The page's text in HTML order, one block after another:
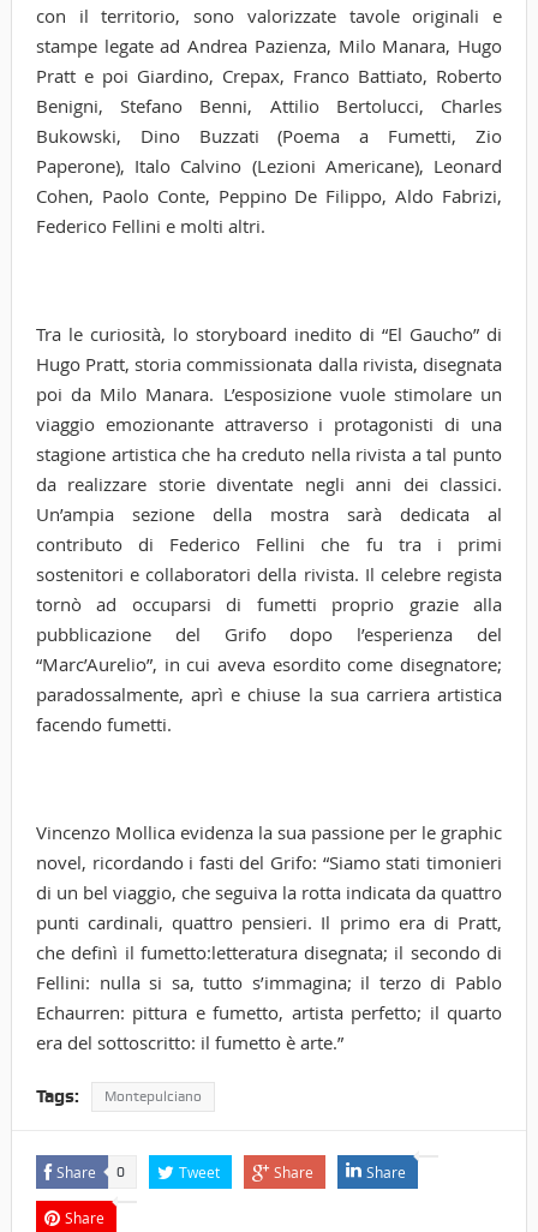
con il territorio, sono valorizzate tavole originali e
stampe legate ad Andrea Pazienza, Milo Manara, Hugo
Pratt e poi Giardino, Crepax, Franco Battiato, Roberto
Benigni, Stefano Benni, Attilio Bertolucci, Charles
Bukowski, Dino Buzzati (Poema a Fumetti, Zio
Paperone), Italo Calvino (Lezioni Americane), Leonard
Cohen, Paolo Conte, Peppino De Filippo, Aldo Fabrizi,
Federico Fellini e molti altri.
Tra le curiosità, lo storyboard inedito di “El Gaucho” di
Hugo Pratt, storia commissionata dalla rivista, disegnata
poi da Milo Manara. L’esposizione vuole stimolare un
viaggio emozionante attraverso i protagonisti di una
stagione artistica che ha creduto nella rivista a tal punto
da realizzare storie diventate negli anni dei classici.
Un’ampia sezione della mostra sarà dedicata al
contributo di Federico Fellini che fu tra i primi
sostenitori e collaboratori della rivista. Il celebre regista
tornò ad occuparsi di fumetti proprio grazie alla
pubblicazione del Grifo dopo l’esperienza del
“Marc’Aurelio”, in cui aveva esordito come disegnatore;
paradossalmente, aprì e chiuse la sua carriera artistica
facendo fumetti.
Vincenzo Mollicaevidenza la sua passione per le graphic
novel, ricordando i fasti del Grifo: “Siamo stati timonieri
di un bel viaggio, che seguiva la rotta indicata da quattro
punti cardinali, quattro pensieri. Il primo era di Pratt,
che definì il fumetto:letteratura disegnata; il secondo di
Fellini: nulla si sa, tutto s’immagina; il terzo di Pablo
Echaurren: pittura e fumetto, artista perfetto; il quarto
era del sottoscritto: il fumetto è arte.”
Tags: Montepulciano
Share 0 Tweet Share Share
Share